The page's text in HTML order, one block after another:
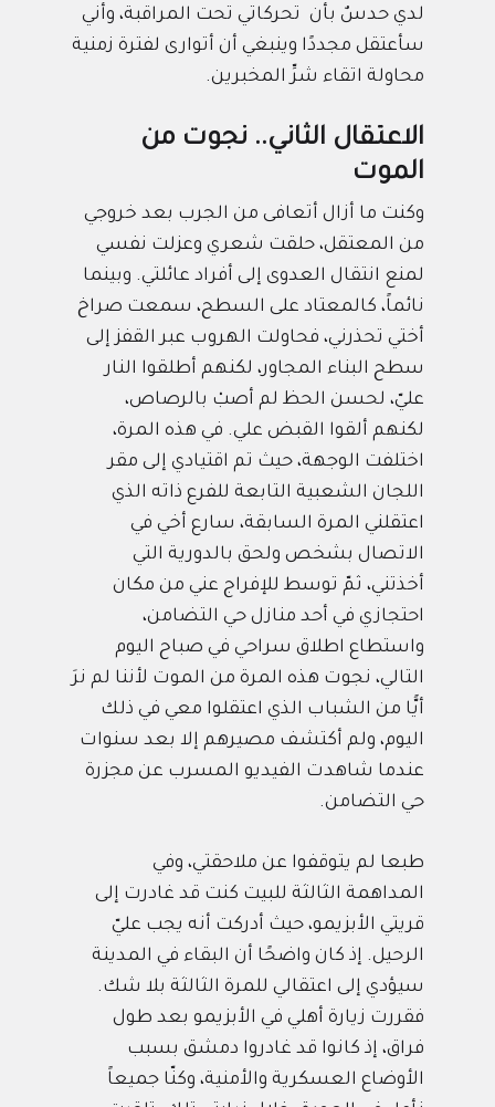
لدي حدسٌ بأن تحركاتي تحت المراقبة، وأني
سأعتقل مجددًا وينبغي أن أتوارى لفترة زمنية
محاولة اتقاء شرِّ المخبرين.
الاعتقال الثاني.. نجوت من
الموت
وكنت ما أزال أتعافى من الجرب بعد خروجي
من المعتقل، حلقت شعري وعزلت نفسي
لمنع انتقال العدوى إلى أفراد عائلتي. وبينما
نائماً، كالمعتاد على السطح، سمعت صراخ
أختي تحذرني، فحاولت الهروب عبر القفز إلى
سطح البناء المجاور، لكنهم أطلقوا النار
عليّ، لحسن الحظ لم أصبْ بالرصاص،
لكنهم ألقوا القبض علي. في هذه المرة،
اختلفت الوجهة، حيث تم اقتيادي إلى مقر
اللجان الشعبية التابعة للفرع ذاته الذي
اعتقلني المرة السابقة، سارع أخي في
الاتصال بشخص ولحق بالدورية التي
أخذتني، ثمّ توسط للإفراج عني من مكان
احتجازي في أحد منازل حي التضامن،
واستطاع اطلاق سراحي في صباح اليوم
التالي، نجوت هذه المرة من الموت لأننا لم نرَ
أيًّا من الشباب الذي اعتقلوا معي في ذلك
اليوم، ولم أكتشف مصيرهم إلا بعد سنوات
عندما شاهدت الفيديو المسرب عن مجزرة
حي التضامن.
طبعا لم يتوقفوا عن ملاحقتي، وفي
المداهمة الثالثة للبيت كنت قد غادرت إلى
قريتي الأبزيمو، حيث أدركت أنه يجب عليّ
الرحيل. إذ كان واضحًا أن البقاء في المدينة
سيؤدي إلى اعتقالي للمرة الثالثة بلا شك.
فقررت زيارة أهلي في الأبزيمو بعد طول
فراق، إذ كانوا قد غادروا دمشق بسبب
الأوضاع العسكرية والأمنية، وكنّا جميعاً